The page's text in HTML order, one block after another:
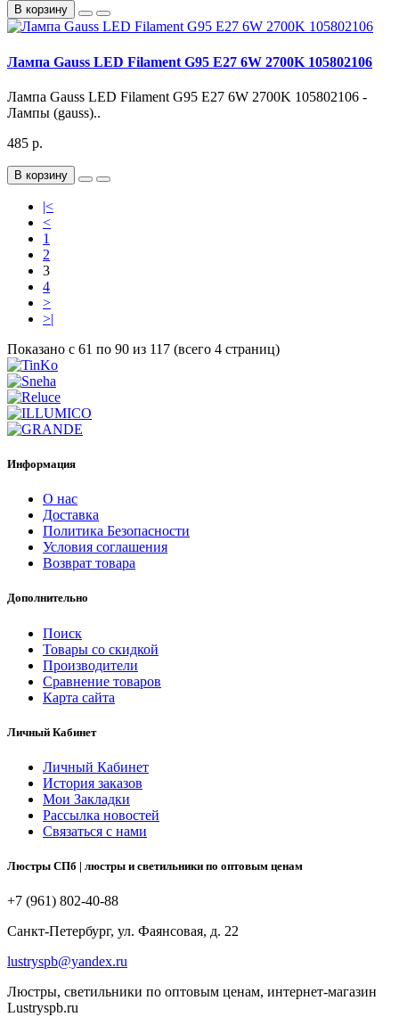
В корзину
Лампа Gauss LED Filament G95 E27 6W 2700K 105802106
Лампа Gauss LED Filament G95 E27 6W 2700K 105802106 -
Лампы (gauss)..
485 р.
В корзину
|<
<
1
2
3
4
>
>|
Показано с 61 по 90 из 117 (всего 4 страниц)
Информация
О нас
Доставка
Политика Безопасности
Условия соглашения
Возврат товара
Дополнительно
Поиск
Товары со скидкой
Производители
Сравнение товаров
Карта сайта
Личный Кабинет
Личный Кабинет
История заказов
Мои Закладки
Рассылка новостей
Связаться с нами
Люстры СПб | люстры и светильники по оптовым ценам
+7 (961) 802-40-88
Санкт-Петербург, ул. Фаянсовая, д. 22
lustryspb@yandex.ru
Люстры, светильники по оптовым ценам, интернет-магазин
Lustryspb.ru